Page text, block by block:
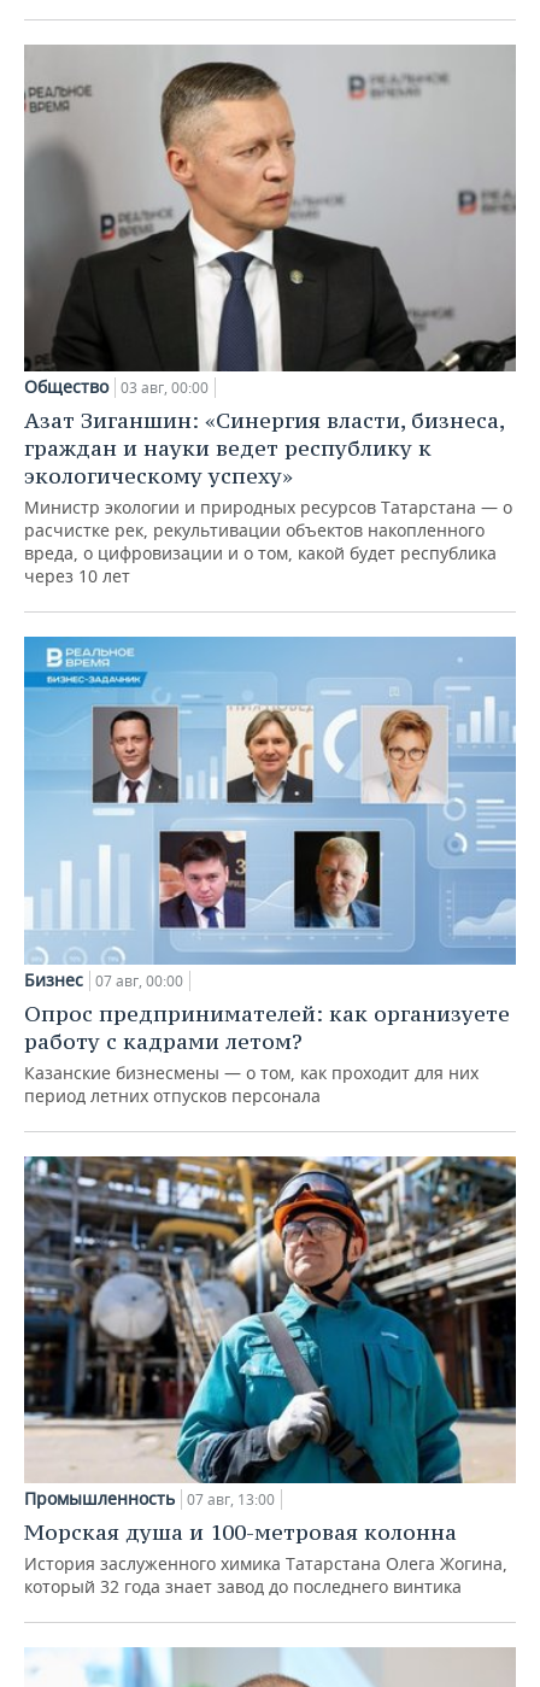
Общество 03 авг, 00:00
Азат Зиганшин: «Синергия власти, бизнеса,
граждан и науки ведет республику к
экологическому успеху»
Министр экологии и природных ресурсов Татарстана — о
расчистке рек, рекультивации объектов накопленного
вреда, о цифровизации и о том, какой будет республика
через 10 лет
Бизнес 07 авг, 00:00
Опрос предпринимателей: как организуете
работу с кадрами летом?
Казанские бизнесмены — о том, как проходит для них
период летних отпусков персонала
Промышленность 07 авг, 13:00
Морская душа и 100-метровая колонна
История заслуженного химика Татарстана Олега Жогина,
который 32 года знает завод до последнего винтика